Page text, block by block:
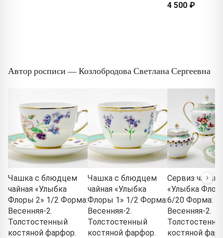
4 500 ₽
Автор росписи — Козлобродова Светлана Сергеевна
Чашка с блюдцем
чайная «Улыбка
Флоры 2» 1/2 Форма:
Весенняя-2.
Толстостенный
костяной фарфор.
Чашка с блюдцем
чайная «Улыбка
Флоры 1» 1/2 Форма:
Весенняя-2.
Толстостенный
костяной фарфор.
Сервиз
«Улыбка
6/20 Форма:
Весенняя-2.
костяной